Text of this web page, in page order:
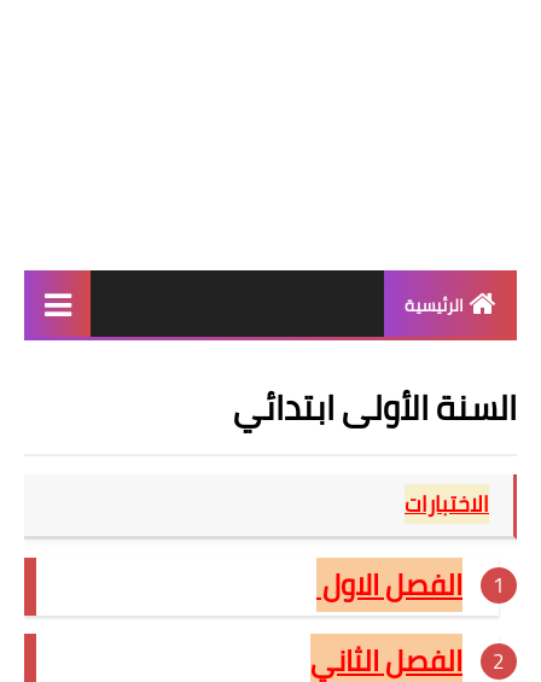
الرئيسية
التعليم الابتدائيالسنة الأولى ابتدائي
الاختبارات
الفصل الاول
الفصل الثاني